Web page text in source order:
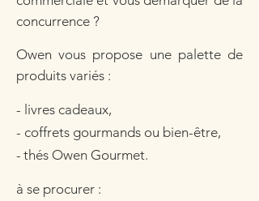
concurrence ?
​​Owen vous propose une palette de
produits variés :
- livres cadeaux,
- coffrets gourmands ou bien-être,
-thés Owen Gourmet.
à se procurer :